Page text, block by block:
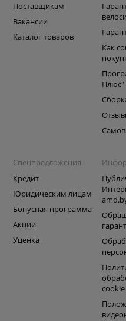
Поставщикам
Вакансии
Каталог товаров
Как
Плюс"
Спецпредложения
Кредит
Юридическим лицам
Бонусная программа
Акции
Уценка
cookie